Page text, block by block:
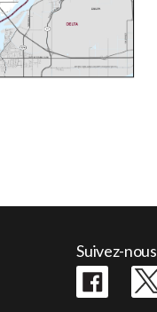
Suivez-nous